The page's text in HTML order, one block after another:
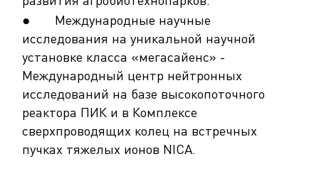
● Международные научные
исследования на уникальной научной
установке класса «мегасайенс» -
Международный центр нейтронных
исследований на базе высокопоточного
реактора ПИК и в Комплексе
сверхпроводящих колец на встречных
пучках тяжелых ионов NICA.